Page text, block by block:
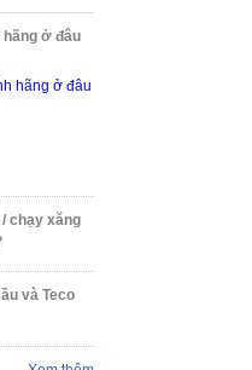
ở đâu
chạy xăng
và Teco